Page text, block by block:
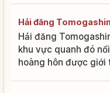
Hải đăng
Hải đăng
khu vực quanh đó
hoàng hôn được giới